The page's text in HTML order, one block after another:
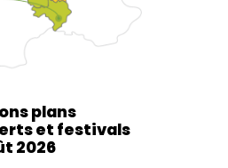
plans
et festivals
2026